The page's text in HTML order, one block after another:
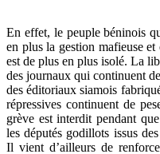
En effet, le peuple béninois
en plus la gestion mafieuse
est de plus en plus isolé. La
des journaux qui continuent
des éditoriaux siamois
répressives continuent de
grève est interdit pendant
les députés godillots issus
Il vient d’ailleurs de